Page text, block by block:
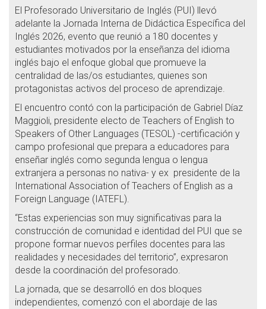
El Profesorado Universitario de Inglés (PUI) llevó
adelante la Jornada Interna de Didáctica Específica del
Inglés 2026, evento que reunió a 180 docentes y
estudiantes motivados por la enseñanza del idioma
inglés bajo el enfoque global que promueve la
centralidad de las/os estudiantes, quienes son
protagonistas activos del proceso de aprendizaje.
El encuentro contó con la participación de Gabriel Díaz
Maggioli, presidente electo de Teachers of English to
Speakers of Other Languages (TESOL) -certificación y
campo profesional que prepara a educadores para
enseñar inglés como segunda lengua o lengua
extranjera a personas no nativa- y ex presidente de la
International Association of Teachers of English as a
Foreign Language (IATEFL).
“Estas experiencias son muy significativas para la
construcción de comunidad e identidad del PUI que se
propone formar nuevos perfiles docentes para las
realidades y necesidades del territorio”, expresaron
desde la coordinación del profesorado.
La jornada, que se desarrolló en dos bloques
independientes, comenzó con el abordaje de las